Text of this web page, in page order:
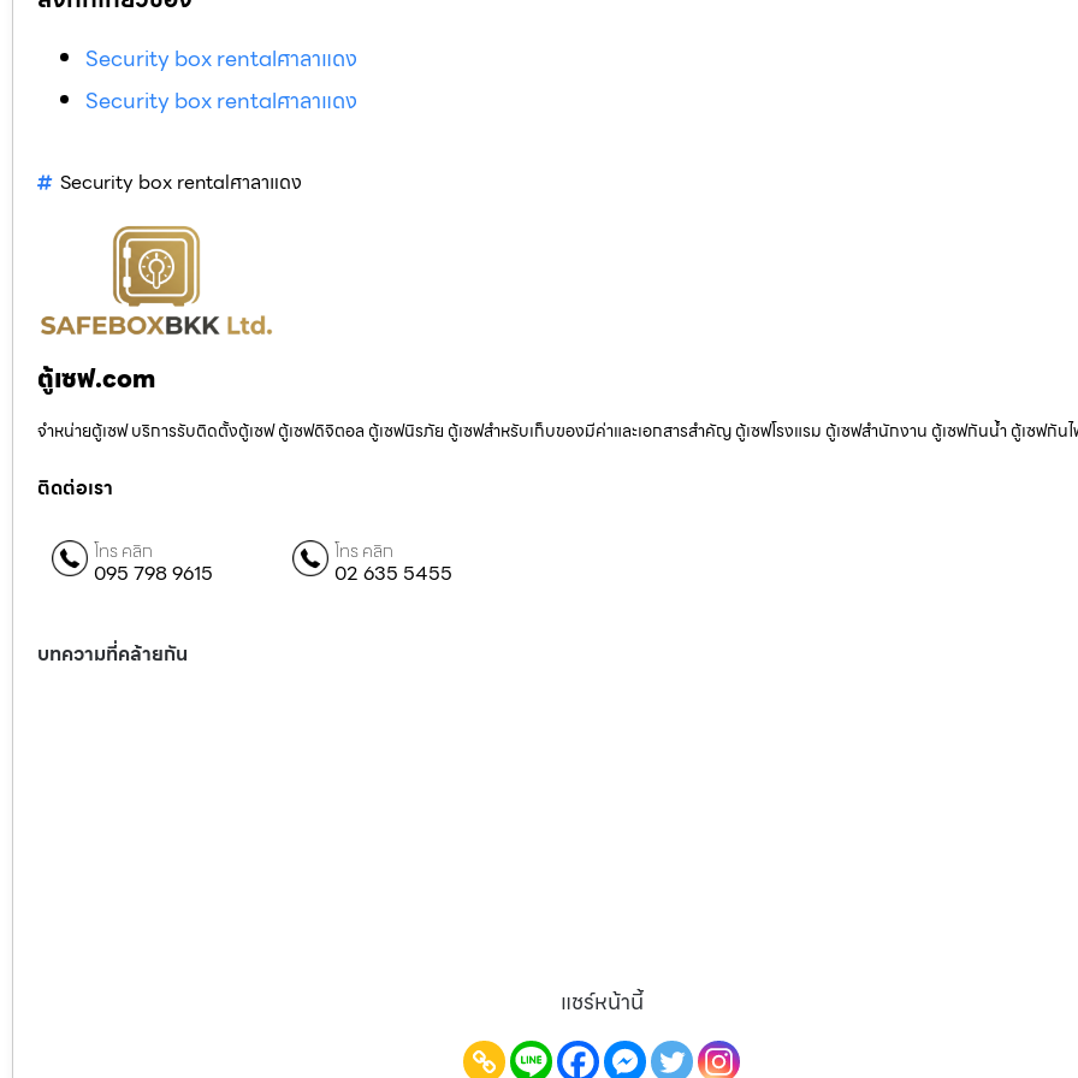
Security box rentalศาลาแดง
Security box rentalศาลาแดง
Security box rentalศาลาแดง
ตู้เซฟ.com
จำหน่ายตู้เซฟ บริการรับติดตั้งตู้เซฟ ตู้เซฟดิจิตอล ตู้เซฟนิรภัย ตู้เซฟสำหรับเก็บของมีค่าและเอกสารสำคัญ ตู้เซฟโรงแรม ตู้เซฟสำนักงาน ตู้เซฟกันน้ำ ตู้เซฟกัน
ติดต่อเรา
โทร คลิก
095 798 9615
โทร คลิก
02 635 5455
บทความที่คล้ายกัน
แชร์หน้านี้